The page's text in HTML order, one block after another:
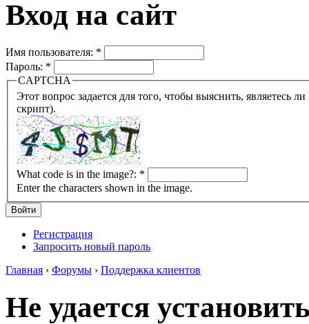
Вход на сайт
Имя пользователя: *
Пароль: *
CAPTCHA
Этот вопрос задается для того, чтобы выяснить, являетесь ли Вы человеком или представляете из себя робота
скрипт).
What code is in the image?: *
Enter the characters shown in the image.
Регистрация
Запросить новый пароль
Главная › Форумы › Поддержка клиентов
Не удается